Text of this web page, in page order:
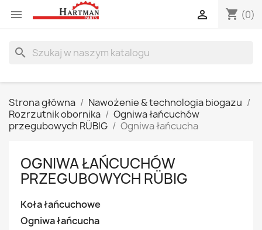
 shopping_cart (0)

search
Strona główna
Nawożenie & technologia biogazu
Rozrzutnik obornika
Ogniwa łańcuchów
przegubowych RÜBIG
Ogniwa łańcucha
OGNIWA ŁAŃCUCHÓW
PRZEGUBOWYCH RÜBIG
Koła łańcuchowe
Ogniwa łańcucha